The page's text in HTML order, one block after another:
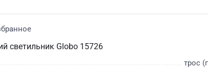
светильник Globo 15726
трос